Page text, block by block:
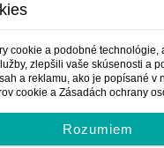
Kontakt
cookie a podobné technológie,
zlepšili vaše skúsenosti a
a reklamu, ako je popísané v
cookie a Zásadách ochrany
Rozumiem